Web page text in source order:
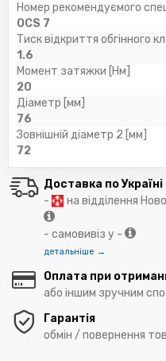
Номер рекомендуємого
OCS 7
Тиск відкриття обгінного
1.6
Момент затяжки [Нм]
20
Діаметр [мм]
76
Зовнішній діаметр 2 [мм]
72
Доставка по Україні
-
на відділення
- самовивіз у -
детальніше →
Оплата при
або іншим зручним
Гарантія
обмін / повернення